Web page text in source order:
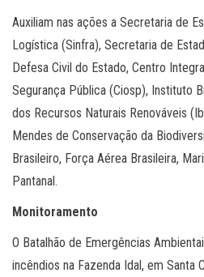
Auxiliam nas ações a Secretaria de
Logística (Sinfra), Secretaria de
Defesa Civil do Estado, Centro
Segurança Pública (Ciosp), Instituto
dos Recursos Naturais Renováveis
Mendes de Conservação da
Brasileiro, Força Aérea Brasileira,
Pantanal.
Monitoramento
O Batalhão de Emergências
incêndios na Fazenda Idal, em Santa